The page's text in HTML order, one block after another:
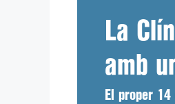
La
amb
El proper